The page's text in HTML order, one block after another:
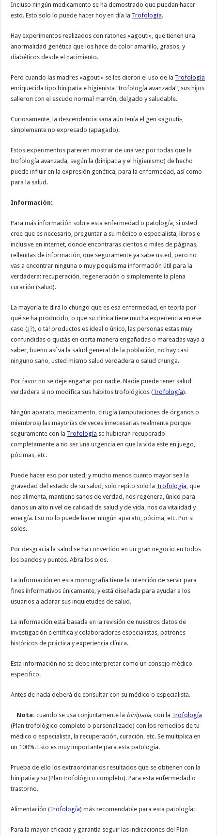
Incluso ningún medicamento se ha demostrado que puedan hacer
esto. Esto solo lo puede hacer hoy en día la Trofología.
Hay experimentos realizados con ratones «agouti», que tienen una
anormalidad genética que los hace de color amarillo, grasos, y
diabéticos desde el nacimiento.
Pero cuando las madres «agouti» se les dieron el uso de la Trofología
enriquecida tipo binipatia e higienista “trofología avanzada”, sus hijos
salieron con el escudo normal marrón, delgado y saludable.
Curiosamente, la descendencia sana aún tenía el gen «agouti»,
simplemente no expresado (apagado).
Estos experimentos parecen mostrar de una vez por todas que la
trofología avanzada, según la (binipatia y el higienismo) de hecho
puede influir en la expresión genética, para la enfermedad, así como
para la salud.
Información:
Para más información sobre esta enfermedad o patología, si usted
cree que es necesario, preguntar a su médico o especialista, libros e
inclusive en internet, donde encontraras cientos o miles de páginas,
rellenitas de información, que seguramente ya sabe usted, pero no
vas a encontrar ninguna o muy poquísima información útil para la
verdadera: recuperación, regeneración o simplemente la plena
curación (salud).
La mayoría te dirá lo chungo que es esa enfermedad, en teoría por
qué se ha producido, o que su clínica tiene mucha experiencia en ese
caso (¿?), o tal productos es ideal o único, las personas estas muy
confundidas o quizás en cierta manera engañadas o mareadas vaya a
saber, bueno así va la salud general de la población, no hay casi
ninguno sano, usted mismo salud verdadera o salud chunga.
Por favor no se deje engañar por nadie. Nadie puede tener salud
verdadera si no modifica sus hábitos trofológicos (Trofología).
Ningún aparato, medicamento, cirugía (amputaciones de órganos o
miembros) las mayorías de veces innecesarias realmente porque
seguramente con la Trofología se hubieran recuperado
completamente a no ser una urgencia en que la vida este en juego,
pócimas, etc.
Puede hacer eso por usted, y mucho menos cuanto mayor sea la
gravedad del estado de su salud, solo repito solo la Trofología, que
nos alimenta, mantiene sanos de verdad, nos regenera, único para
danos un alto nivel de calidad de salud y de vida, nos da vitalidad y
energía. Eso no lo puede hacer ningún aparato, pócima, etc. Por si
solos.
Por desgracia la salud se ha convertido en un gran negocio en todos
los bandos y puntos. Abra los ojos.
La información en esta monografía tiene la intención de servir para
fines informativos únicamente, y está diseñada para ayudar a los
usuarios a aclarar sus inquietudes de salud.
La información está basada en la revisión de nuestros datos de
investigación científica y colaboradores especialistas, patrones
históricos de práctica y experiencia clínica.
Esta información no se debe interpretar como un consejo médico
especifico.
Antes de nada deberá de consultar con su médico o especialista.
Nota:cuando se usa conjuntamente la binipatia, con la Trofología
(Plan trofológico completo o personalizado) con los remedios de tu
médico o especialista, la recuperación, curación, etc. Se multiplica en
un 100%. Esto es muy importante para esta patología.
Prueba de ello los extraordinarios resultados que se obtienen con la
binipatia y su (Plan trofológico completo). Para esta enfermedad o
trastorno.
Alimentación (Trofología) más recomendable para esta patología:
Para la mayor eficacia y garantía seguir las indicaciones del Plan